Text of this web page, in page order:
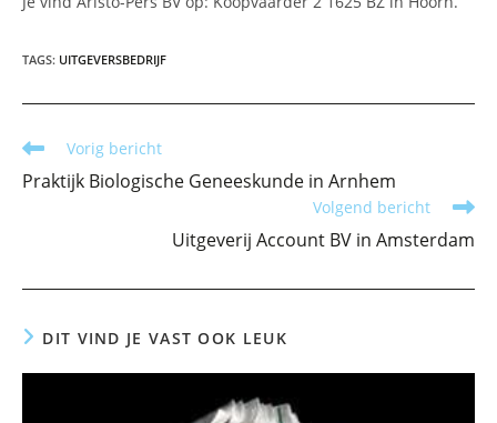
TAGS: UITGEVERSBEDRIJF
Lees
artikelen
Vorig bericht
Praktijk Biologische Geneeskunde in Arnhem
Volgend bericht
Uitgeverij Account BV in Amsterdam
DIT VIND JE VAST OOK LEUK